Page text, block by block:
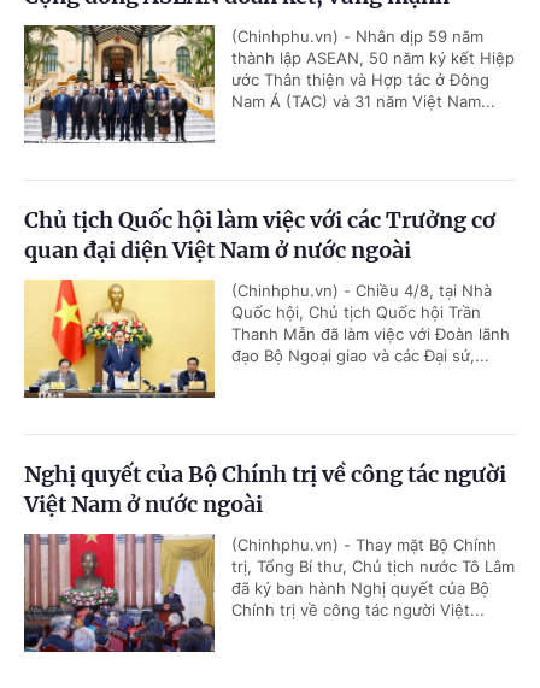
(Chinhphu.vn) - Nhân dịp 59 năm
thành lập ASEAN, 50 năm ký kết Hiệp
ước Thân thiện và Hợp tác ở Đông
Nam Á (TAC) và 31 năm Việt Nam...
Chủ tịch Quốc hội làm việc với các Trưởng cơ
quan đại diện Việt Nam ở nước ngoài
(Chinhphu.vn) - Chiều 4/8, tại Nhà
Quốc hội, Chủ tịch Quốc hội Trần
Thanh Mẫn đã làm việc với Đoàn lãnh
đạo Bộ Ngoại giao và các Đại sứ,...
Nghị quyết của Bộ Chính trị về công tác người
Việt Nam ở nước ngoài
(Chinhphu.vn) - Thay mặt Bộ Chính
trị, Tổng Bí thư, Chủ tịch nước Tô Lâm
đã ký ban hành Nghị quyết của Bộ
Chính trị về công tác người Việt...